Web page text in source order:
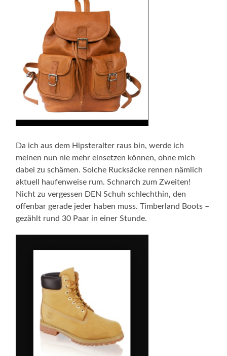
Da ich aus dem Hipsteralter raus bin, werde ich
meinen nun nie mehr einsetzen können, ohne mich
dabei zu schämen. Solche Rucksäcke rennen nämlich
aktuell haufenweise rum. Schnarch zum Zweiten!
Nicht zu vergessen DEN Schuh schlechthin, den
offenbar gerade jeder haben muss. Timberland Boots –
gezählt rund 30 Paar in einer Stunde.